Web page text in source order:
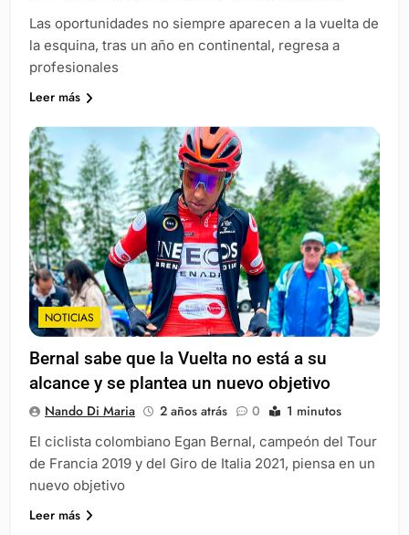
Las oportunidades no siempre aparecen a la vuelta de
la esquina, tras un año en continental, regresa a
profesionales
Leer más
NOTICIAS
Bernal sabe que la Vuelta no está a su
alcance y se plantea un nuevo objetivo
Nando Di Maria 2 años atrás 0 1 minutos
El ciclista colombiano Egan Bernal, campeón del Tour
de Francia 2019 y del Giro de Italia 2021, piensa en un
nuevo objetivo
Leer más